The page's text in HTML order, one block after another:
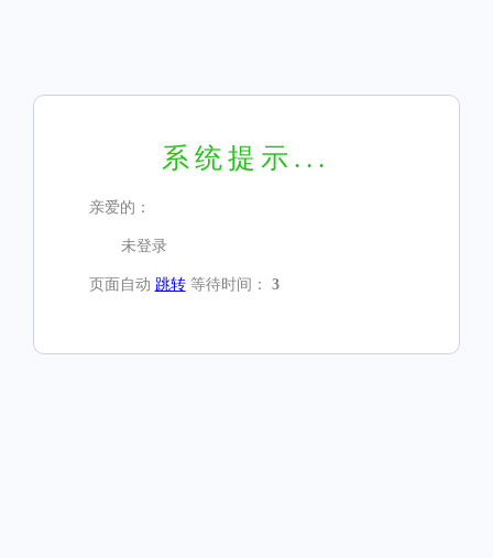
系统提示...
亲爱的：
未登录
页面自动 跳转等待时间： 3